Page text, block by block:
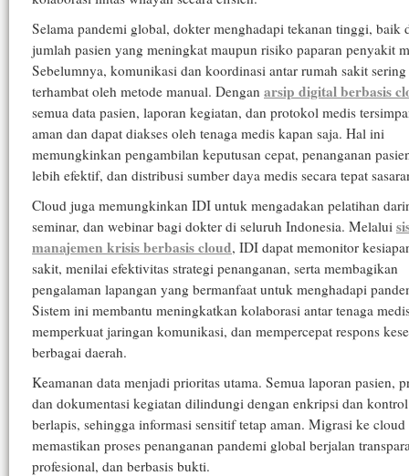
Selama pandemi global, dokter menghadapi tekanan tinggi, baik
jumlah pasien yang meningkat maupun risiko paparan penyakit
Sebelumnya, komunikasi dan koordinasi antar rumah sakit sering
terhambat oleh metode manual. Dengan arsip digital berbasis
semua data pasien, laporan kegiatan, dan protokol medis
aman dan dapat diakses oleh tenaga medis kapan saja. Hal ini
memungkinkan pengambilan keputusan cepat, penanganan
lebih efektif, dan distribusi sumber daya medis secara tepat
Cloud juga memungkinkan IDI untuk mengadakan pelatihan
seminar, dan webinar bagi dokter di seluruh Indonesia. Melalui
manajemen krisis berbasis cloud, IDI dapat memonitor
sakit, menilai efektivitas strategi penanganan, serta membagikan
pengalaman lapangan yang bermanfaat untuk menghadapi
Sistem ini membantu meningkatkan kolaborasi antar tenaga
memperkuat jaringan komunikasi, dan mempercepat respons
berbagai daerah.
Keamanan data menjadi prioritas utama. Semua laporan pasien,
dan dokumentasi kegiatan dilindungi dengan enkripsi dan kontrol
berlapis, sehingga informasi sensitif tetap aman. Migrasi ke cloud
memastikan proses penanganan pandemi global berjalan
profesional, dan berbasis bukti.